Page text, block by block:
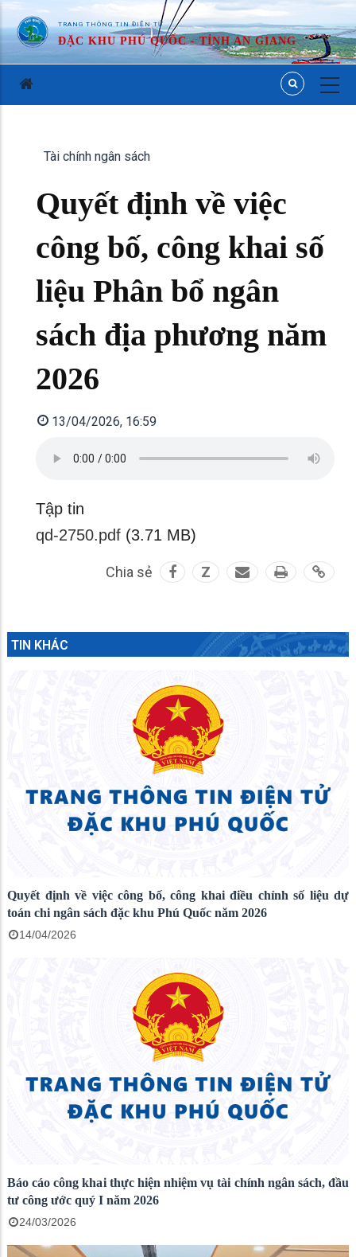
TRANG THÔNG TIN ĐIỆN TỬ
ĐẶC KHU PHÚ QUỐC - TỈNH AN GIANG
Tài chính ngân sách
Quyết định về việc
công bố, công khai số
liệu Phân bổ ngân
sách địa phương năm
2026
13/04/2026, 16:59
Tập tin
qd-2750.pdf (3.71 MB)
Chia sẻ Z
TIN KHÁC
Quyết định về việc công bố, công khai điều chỉnh số liệu dự
toán chi ngân sách đặc khu Phú Quốc năm 2026
14/04/2026
Báo cáo công khai thực hiện nhiệm vụ tài chính ngân sách, đầu
tư công ước quý I năm 2026
24/03/2026